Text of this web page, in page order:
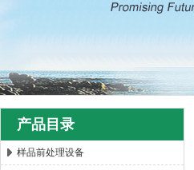
产品目录
样品前处理设备